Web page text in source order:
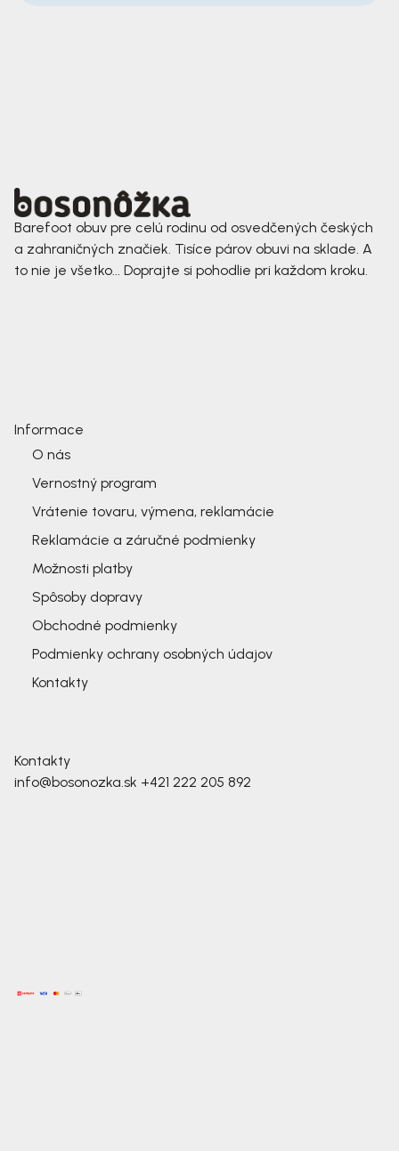
Barefoot obuv pre celú rodinu od osvedčených českých
a zahraničných značiek. Tisíce párov obuvi na sklade. A
to nie je všetko... Doprajte si pohodlie pri každom kroku.
Informace
O nás
Vernostný program
Vrátenie tovaru, výmena, reklamácie
Reklamácie a záručné podmienky
Možnosti platby
Spôsoby dopravy
Obchodné podmienky
Podmienky ochrany osobných údajov
Kontakty
Kontakty
info@bosonozka.sk +421 222 205 892